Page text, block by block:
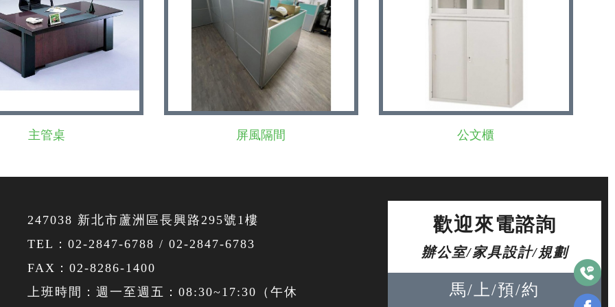
主管桌 屏風隔間 公文櫃
247038 新北市蘆洲區長興路295號1樓
TEL： 02-2847-6788 / 02-2847-6783
FAX：02-8286-1400
上班時間：週一至週五：08:30~17:30（午休
歡迎來電諮詢
辦公室/家具設計/規劃
馬/上/預/約